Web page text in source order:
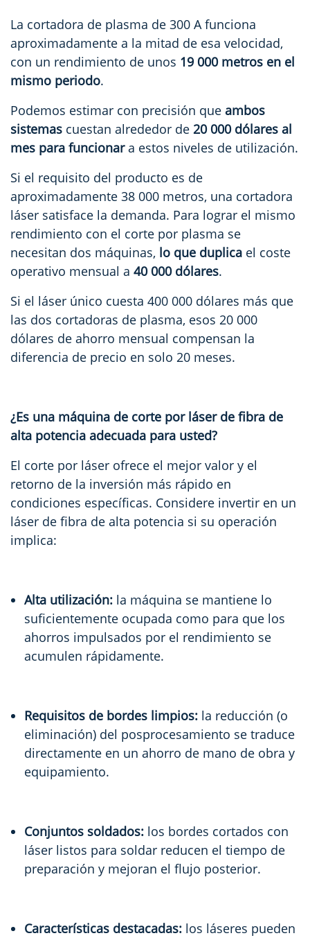
La cortadora de plasma de 300 A funciona
aproximadamente a la mitad de esa velocidad,
con un rendimiento de unos 19 000 metros en el
mismo periodo.
Podemos estimar con precisión que ambos
sistemas cuestan alrededor de 20 000 dólares al
mes para funcionara estos niveles de utilización.
Si el requisito del producto es de
aproximadamente 38 000 metros, una cortadora
láser satisface la demanda. Para lograr el mismo
rendimiento con el corte por plasma se
necesitan dos máquinas, lo que duplica el coste
operativo mensual a 40 000 dólares.
Si el láser único cuesta 400 000 dólares más que
las dos cortadoras de plasma, esos 20 000
dólares de ahorro mensual compensan la
diferencia de precio en solo 20 meses.
¿Es una máquina de corte por láser de fibra de
alta potencia adecuada para usted?
El corte por láser ofrece el mejor valor y el
retorno de la inversión más rápido en
condiciones específicas. Considere invertir en un
láser de fibra de alta potencia si su operación
implica:
Alta utilización: la máquina se mantiene lo
suficientemente ocupada como para que los
ahorros impulsados por el rendimiento se
acumulen rápidamente.
Requisitos de bordes limpios: la reducción (o
eliminación) del posprocesamiento se traduce
directamente en un ahorro de mano de obra y
equipamiento.
Conjuntos soldados: los bordes cortados con
láser listos para soldar reducen el tiempo de
preparación y mejoran el flujo posterior.
Características destacadas: los láseres pueden